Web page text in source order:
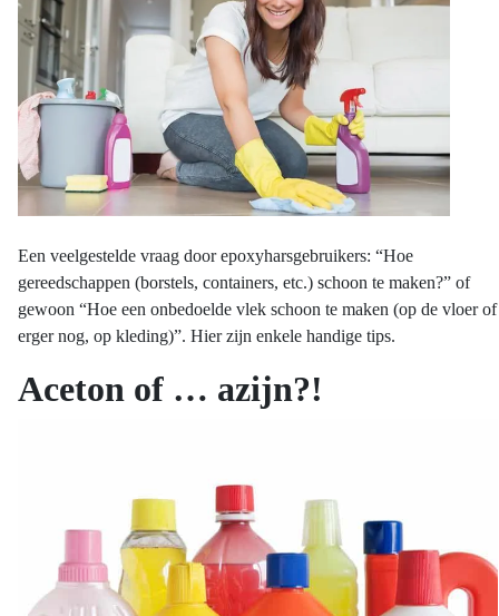
Een veelgestelde vraag door epoxyharsgebruikers: “Hoe
gereedschappen (borstels, containers, etc.) schoon te maken?” of
gewoon “Hoe een onbedoelde vlek schoon te maken (op de vloer of
erger nog, op kleding)”. Hier zijn enkele handige tips.
Aceton of … azijn?!